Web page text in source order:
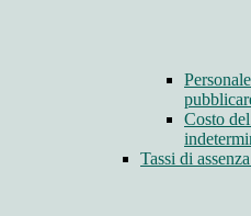
Costo
Tassi di assenza